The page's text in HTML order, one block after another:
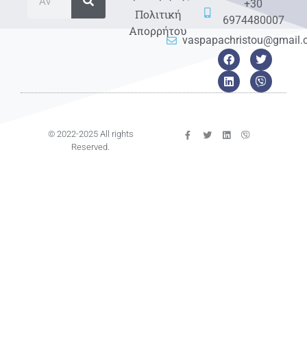
Πολιτική
Απορρήτου
+30
6974480007
© 2022-2025 All rights
Reserved.